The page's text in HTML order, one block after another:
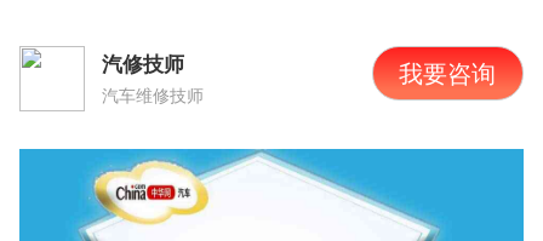
汽修技师
汽车维修技师
我要咨询